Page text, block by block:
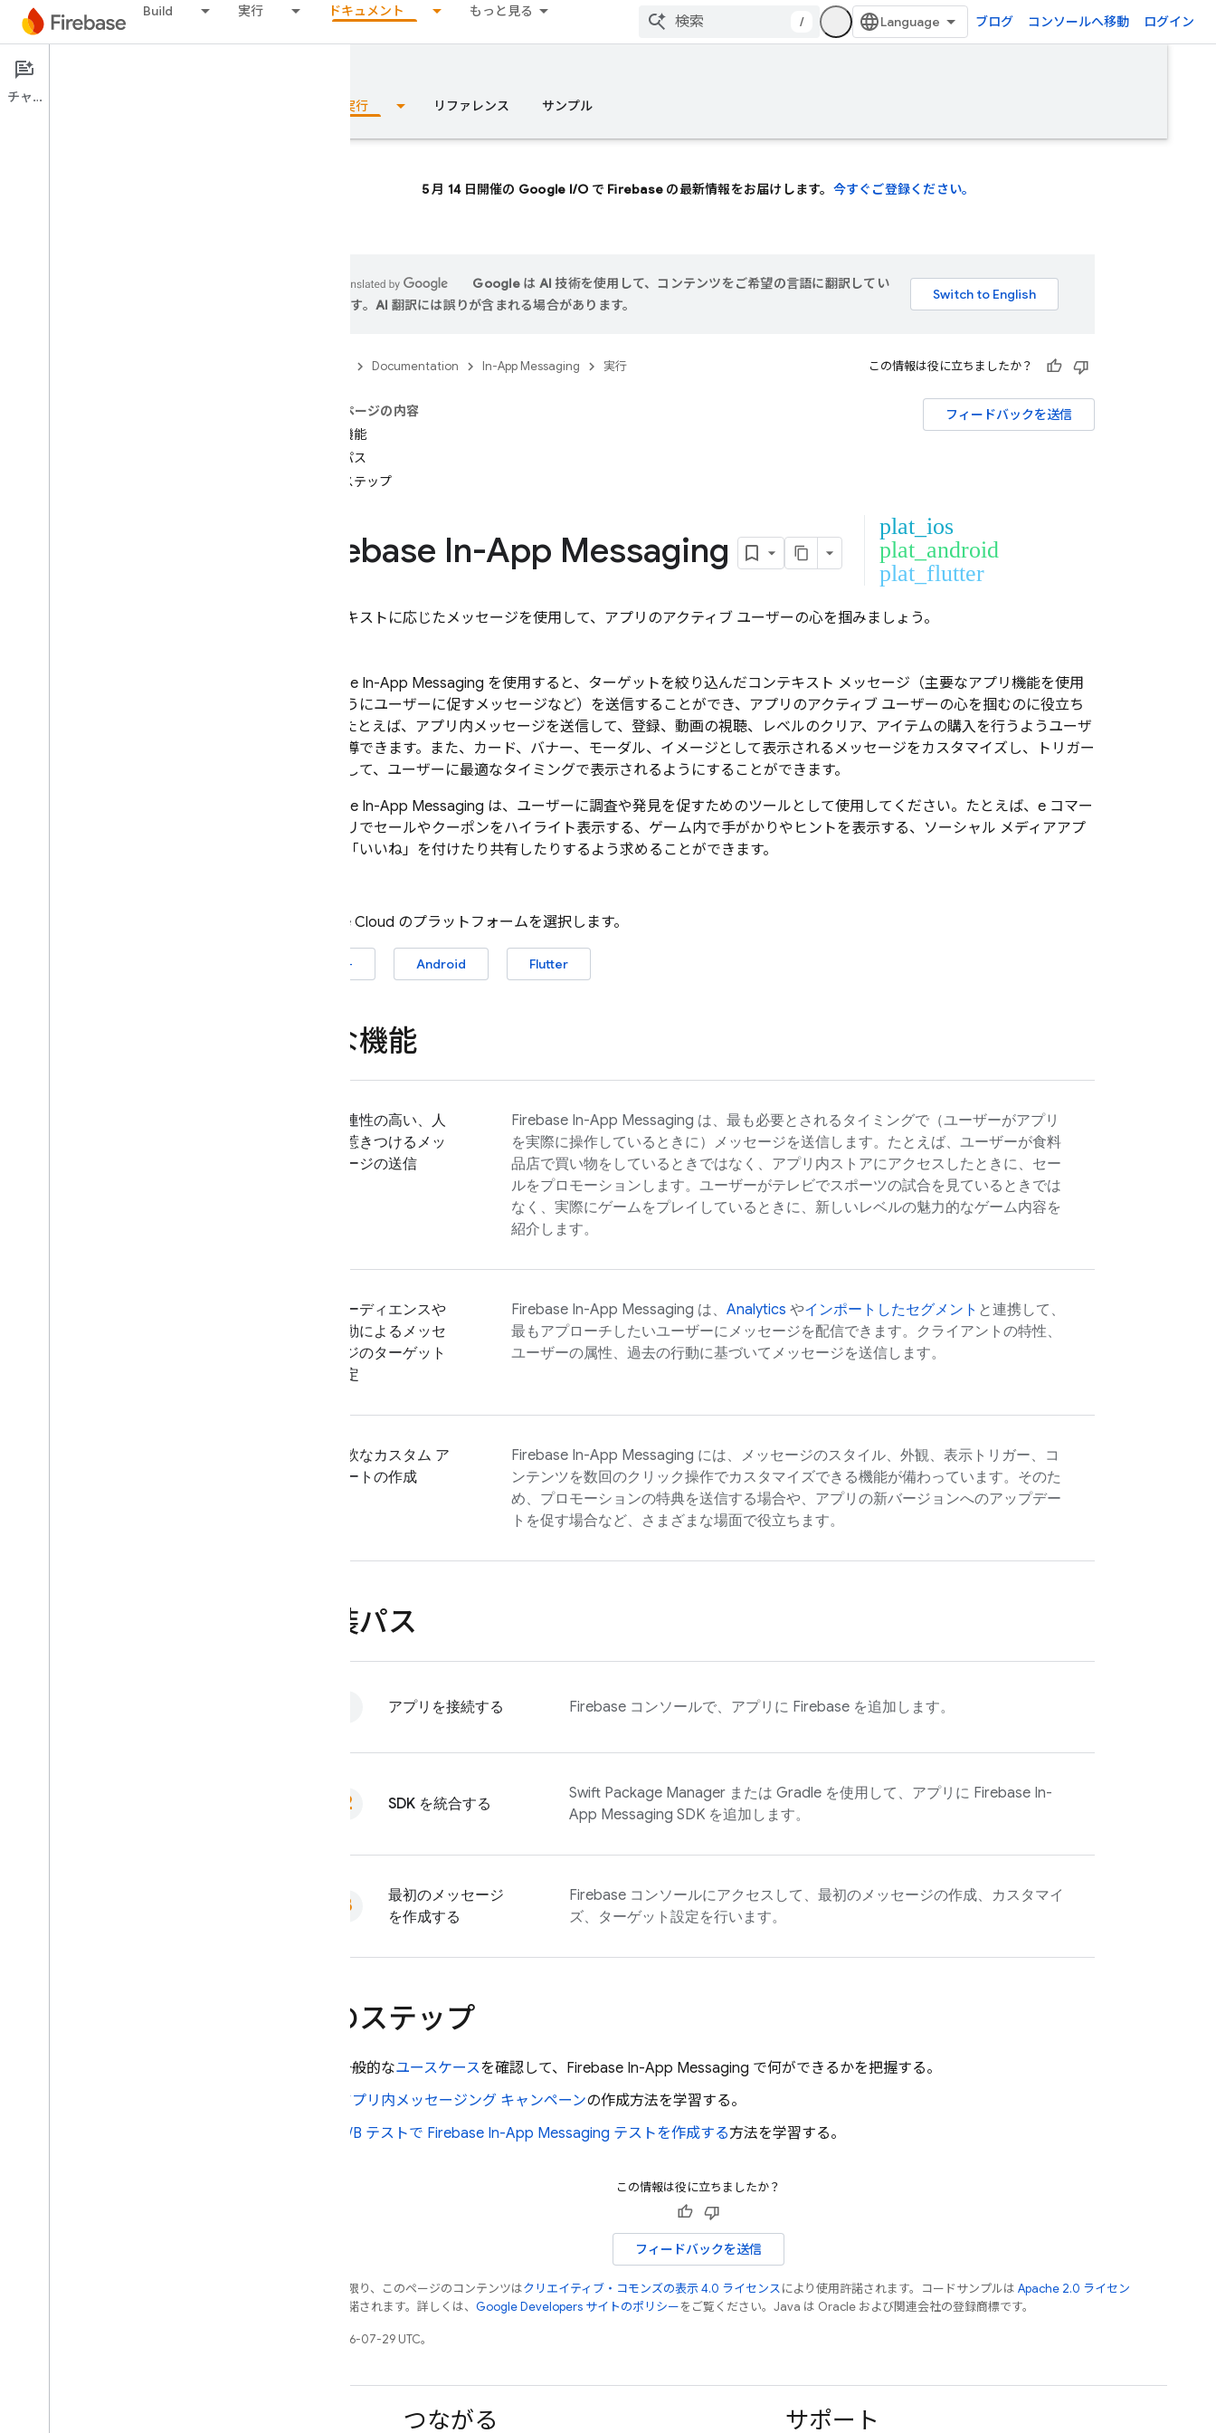
Build 実行 ドキュメント もっと見る
/ ブログ コンソールへ移動 ログイン
Documentation
概要 実行 リファレンス サンプル
5 月 14 日開催の Google I/O で Firebase の最新情報をお届けします。 今すぐご登録ください。
Google は AI 技術を使用して、コンテンツをご希望の言語に翻訳してい
ます。AI 翻訳には誤りが含まれる場合があります。
Documentation In-App Messaging 実行 この情報は役に立ちましたか？
フィードバックを送信
このページの内容
主な機能
実装パス
次のステップ
Firebase In-App Messaging
plat_ios
plat_android
plat_flutter
コンテキストに応じたメッセージを使用して、アプリのアクティブ ユーザーの心を掴みましょう。
Firebase In-App Messaging を使用すると、ターゲットを絞り込んだコンテキスト メッセージ（主要なアプリ機能を使用
するようにユーザーに促すメッセージなど）を送信することができ、アプリのアクティブ ユーザーの心を掴むのに役立ち
ます。たとえば、アプリ内メッセージを送信して、登録、動画の視聴、レベルのクリア、アイテムの購入を行うようユーザ
ーを誘導できます。また、カード、バナー、モーダル、イメージとして表示されるメッセージをカスタマイズし、トリガー
を設定して、ユーザーに最適なタイミングで表示されるようにすることができます。
Firebase In-App Messaging は、ユーザーに調査や発見を促すためのツールとして使用してください。たとえば、e コマー
スアプリでセールやクーポンをハイライト表示する、ゲーム内で手がかりやヒントを表示する、ソーシャル メディアアプ
リ内で「いいね」を付けたり共有したりするよう求めることができます。
Google Cloud のプラットフォームを選択します。
iOS+ Android Flutter
主な機能
関連性の高い、人
を惹きつけるメッ
セージの送信
Firebase In-App Messaging は、最も必要とされるタイミングで（ユーザーがアプリ
を実際に操作しているときに）メッセージを送信します。たとえば、ユーザーが食料
品店で買い物をしているときではなく、アプリ内ストアにアクセスしたときに、セー
ルをプロモーションします。ユーザーがテレビでスポーツの試合を見ているときでは
なく、実際にゲームをプレイしているときに、新しいレベルの魅力的なゲーム内容を
紹介します。
オーディエンスや
行動によるメッセ
ージのターゲット
設定
Firebase In-App Messaging は、 Analytics やインポートしたセグメント と連携して、
最もアプローチしたいユーザーにメッセージを配信できます。クライアントの特性、
ユーザーの属性、過去の行動に基づいてメッセージを送信します。
柔軟なカスタム ア
ラートの作成
Firebase In-App Messaging には、メッセージのスタイル、外観、表示トリガー、コ
ンテンツを数回のクリック操作でカスタマイズできる機能が備わっています。そのた
め、プロモーションの特典を送信する場合や、アプリの新バージョンへのアップデー
トを促す場合など、さまざまな場面で役立ちます。
実装パス
アプリを接続する Firebase コンソールで、アプリに Firebase を追加します。
SDK を統合する
Swift Package Manager または Gradle を使用して、アプリに Firebase In-
App Messaging SDK を追加します。
最初のメッセージ
を作成する
Firebase コンソールにアクセスして、最初のメッセージの作成、カスタマイ
ズ、ターゲット設定を行います。
次のステップ
一般的なユースケースを確認して、 Firebase In-App Messaging で何ができるかを把握する。
アプリ内メッセージング キャンペーンの作成方法を学習する。
A/B テストで Firebase In-App Messaging テストを作成する方法を学習する。
この情報は役に立ちましたか？
フィードバックを送信
特に記載のない限り、このページのコンテンツはクリエイティブ・コモンズの表示 4.0 ライセンスにより使用許諾されます。コードサンプルは Apache 2.0 ライセン
により使用許諾されます。詳しくは、 Google Developers サイトのポリシーをご覧ください。Java は Oracle および関連会社の登録商標です。
最終更新日 2026-07-29 UTC。
つながる サポート
チャット